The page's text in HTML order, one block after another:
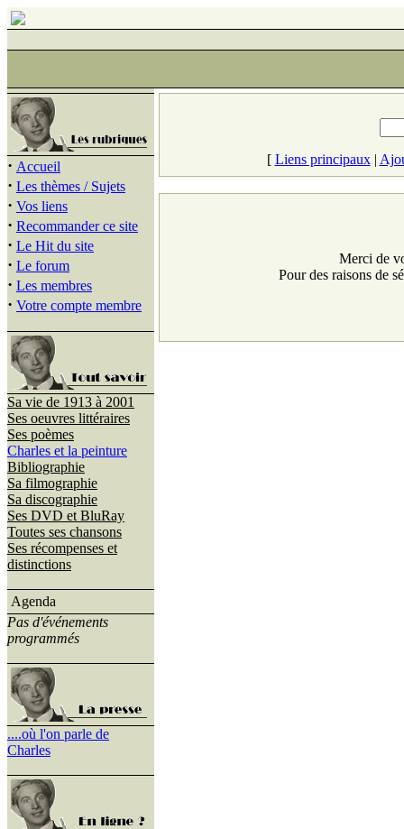
· Accueil
· Les thèmes / Sujets
· Vos liens
· Recommander ce site
· Le Hit du site
· Le forum
· Les membres
· Votre compte membre
Sa vie de 1913 à 2001
Ses oeuvres littéraires
Ses poèmes
Charles et la peinture
Bibliographie
Sa filmographie
Sa discographie
Ses DVD et BluRay
Toutes ses chansons
Ses récompenses et
distinctions
Agenda
Pas d'événements
programmés
....où l'on parle de
Charles
[ Liens principaux|
Merci de
Pour des raisons de